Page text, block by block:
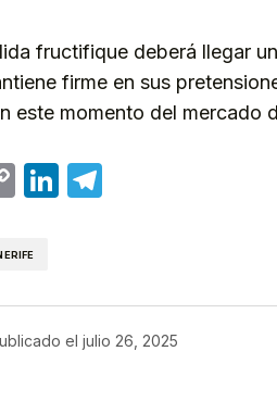
fructifique deberá llegar
firme en sus
este momento del mercado
CopyLinkedIn
el julio 26, 2025